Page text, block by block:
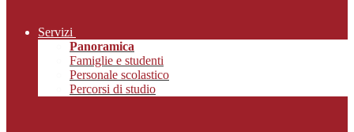
Servizi
Panoramica
Famiglie e studenti
Personale scolastico
Percorsi di studio